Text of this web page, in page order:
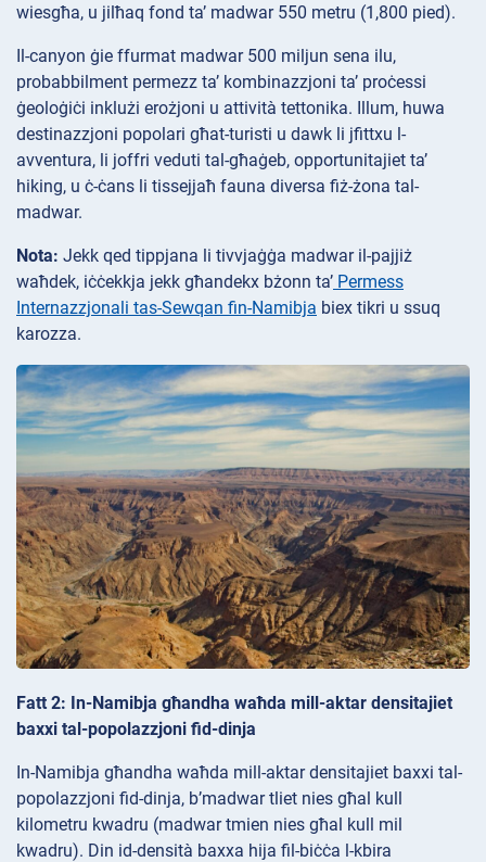
wiesgħa, u jilħaq fond ta’ madwar 550 metru (1,800 pied).
Il-canyon ġie ffurmat madwar 500 miljun sena ilu,
probabbilment permezz ta’ kombinazzjoni ta’ proċessi
ġeoloġiċi inklużi erożjoni u attività tettonika. Illum, huwa
destinazzjoni popolari għat-turisti u dawk li jfittxu l-
avventura, li joffri veduti tal-għaġeb, opportunitajiet ta’
hiking, u ċ-ċans li tissejjaħ fauna diversa fiż-żona tal-
madwar.
Nota: Jekk qed tippjana li tivvjaġġa madwar il-pajjiż
waħdek, iċċekkja jekk għandekx bżonn ta’ Permess
Internazzjonali tas-Sewqan fin-Namibja biex tikri u ssuq
karozza.
Fatt 2: In-Namibja għandha waħda mill-aktar densitajiet
baxxi tal-popolazzjoni fid-dinja
In-Namibja għandha waħda mill-aktar densitajiet baxxi tal-
popolazzjoni fid-dinja, b’madwar tliet nies għal kull
kilometru kwadru (madwar tmien nies għal kull mil
kwadru). Din id-densità baxxa hija fil-biċċa l-kbira